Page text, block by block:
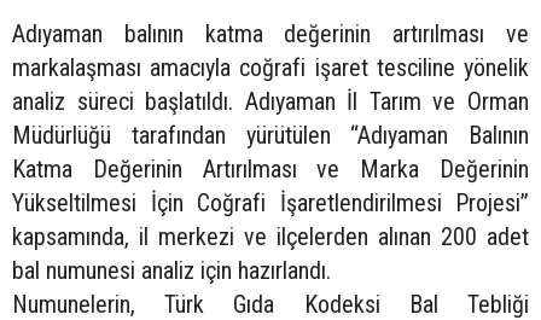
Adıyaman balının katma değerinin artırılması ve
markalaşması amacıyla coğrafi işaret tesciline yönelik
analiz süreci başlatıldı. Adıyaman İl Tarım ve Orman
Müdürlüğü tarafından yürütülen “Adıyaman Balının
Katma Değerinin Artırılması ve Marka Değerinin
Yükseltilmesi İçin Coğrafi İşaretlendirilmesi Projesi”
kapsamında, il merkezi ve ilçelerden alınan 200 adet
bal numunesi analiz için hazırlandı.
Numunelerin, Türk Gıda Kodeksi Bal Tebliği